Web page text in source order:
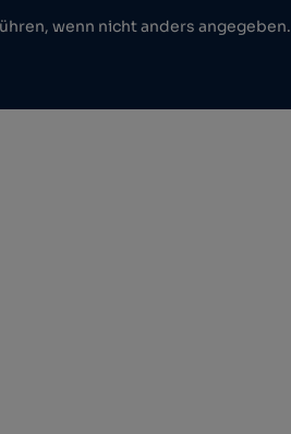
wenn nicht anders angegeben.